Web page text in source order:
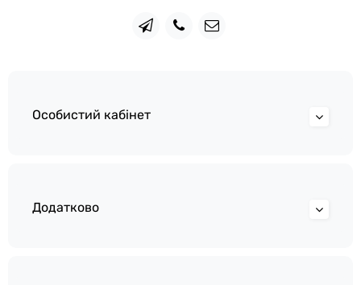
Особистий кабінет
Додатково